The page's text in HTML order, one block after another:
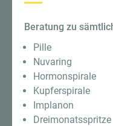
Beratung zu
Pille
Nuvaring
Hormonspirale
Kupferspirale
Implanon
Dreimonatsspritze